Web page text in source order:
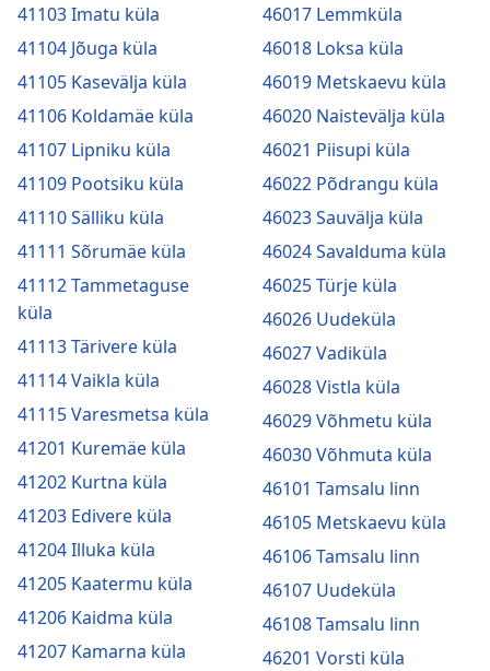
41103 Imatu küla
41104 Jõuga küla
41105 Kasevälja küla
41106 Koldamäe küla
41107 Lipniku küla
41109 Pootsiku küla
41110 Sälliku küla
41111 Sõrumäe küla
41112 Tammetaguse
küla
41113 Tärivere küla
41114 Vaikla küla
41115 Varesmetsa küla
41201 Kuremäe küla
41202 Kurtna küla
41203 Edivere küla
41204 Illuka küla
41205 Kaatermu küla
41206 Kaidma küla
41207 Kamarna küla
46017 Lemmküla
46018 Loksa küla
46019 Metskaevu küla
46020 Naistevälja küla
46021 Piisupi küla
46022 Põdrangu küla
46023 Sauvälja küla
46024 Savalduma küla
46025 Türje küla
46026 Uudeküla
46027 Vadiküla
46028 Vistla küla
46029 Võhmetu küla
46030 Võhmuta küla
46101 Tamsalu linn
46105 Metskaevu küla
46106 Tamsalu linn
46107 Uudeküla
46108 Tamsalu linn
46201 Vorsti küla